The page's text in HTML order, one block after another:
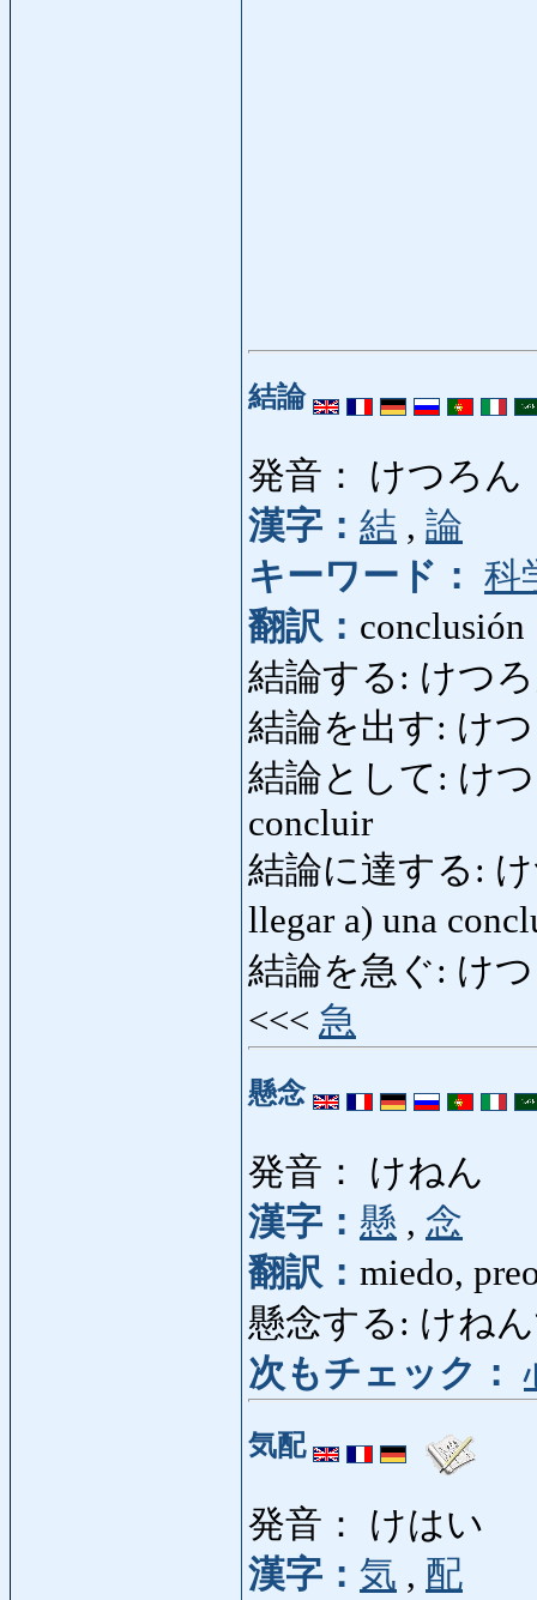
結論
発音： けつろん
漢字： 結 , 論
キーワード： 科
翻訳： conclusión
結論する: けつ
結論を出す: け
結論として: け
concluir
結論に達する:
llegar a) una
結論を急ぐ: けつ
<<< 急
懸念
発音： けねん
漢字： 懸 , 念
翻訳： miedo,
懸念する: けねん
次もチェック：
気配
発音： けはい
漢字： 気 , 配